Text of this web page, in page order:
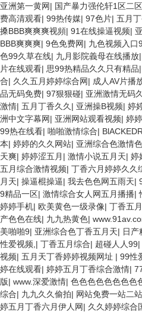
亚洲第一黄网| 国产暴力强伦轩1区二
费高清观看| 99热传媒| 97色片| 五月
搡BBB爽爽爽视頻| 91在线操逼视频|
BBB爽爽爽| 9色免费网| 九色视频入口
色99久草在线| 九月影院義母在线播放|
片在线观看| 思99热精品久久只有精品|
合| 久久五月婷婷综合网| 成人AV片播
品无码免费| 97狠狠碰| 亚洲激情无码
激情| 五月丁香久久 | 亚洲操B视频| 婷
洲中文字幕网| 亚洲网站观看视频| 婷
99热在线看| 啪啪激情综合|
本| 婷婷的久久网站| 亚洲综合色激情
天爽| 婷婷涩五月 | 激情小说五月天| 婷
五月综合激情视频| 丁香六月婷婷久久
月天| 操逼棍操逼| 我去色色网五雨天|
9精品一区| 激情综合女人网五月播播|
婷婷手机| 欧美黄色一级录像| 丁香五
产色色在线| 九九热黄色|
美啪啪9| 亚洲综合色丁香五月天| 日产
性爱视频, | 丁香五月综合| 超碰人人99|
视频| 五月天丁香婷婷视频网址 | 99性
婷在线观看| 婷婷五月丁香综合激情|
版| www.深爱激情| 色色色色色色色色
综合| 九九久久偷拍| 网站免费一站二站
婷五月丁香六月伊人网| 久久婷婷综合